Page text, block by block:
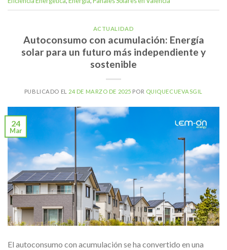
ACTUALIDAD
Autoconsumo con acumulación: Energía
solar para un futuro más independiente y
sostenible
PUBLICADO EL 24 DE MARZO DE 2025 POR QUIQUECUEVASGIL
24
Mar
El autoconsumo con acumulación se ha convertido en una